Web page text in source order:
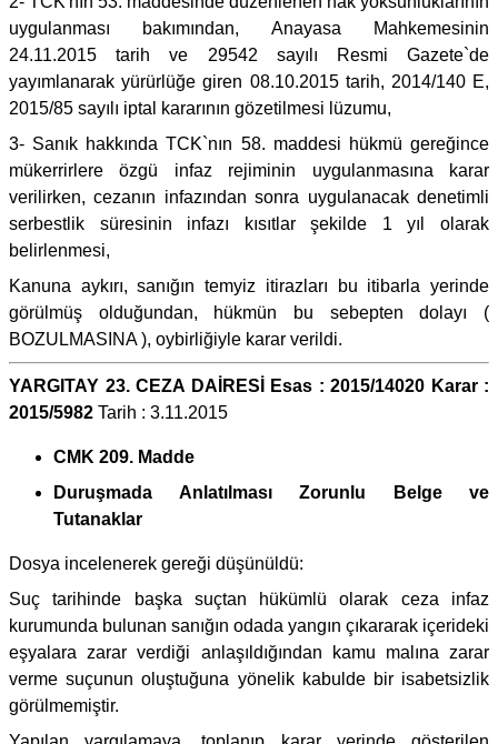
uygulanması bakımından, Anayasa Mahkemesinin
24.11.2015 tarih ve 29542 sayılı Resmi Gazete`de
yayımlanarak yürürlüğe giren 08.10.2015 tarih, 2014/140 E,
2015/85 sayılı iptal kararının gözetilmesi lüzumu,
3- Sanık hakkında TCK`nın 58. maddesi hükmü gereğince
mükerrirlere özgü infaz rejiminin uygulanmasına karar
verilirken, cezanın infazından sonra uygulanacak denetimli
serbestlik süresinin infazı kısıtlar şekilde 1 yıl olarak
belirlenmesi,
Kanuna aykırı, sanığın temyiz itirazları bu itibarla yerinde
görülmüş olduğundan, hükmün bu sebepten dolayı (
BOZULMASINA ), oybirliğiyle karar verildi.
YARGITAY 23. CEZA DAİRESİ Esas : 2015/14020 Karar :
2015/5982 Tarih : 3.11.2015
CMK 209. Madde
Duruşmada Anlatılması Zorunlu Belge ve
Tutanaklar
Dosya incelenerek gereği düşünüldü:
Suç tarihinde başka suçtan hükümlü olarak ceza infaz
kurumunda bulunan sanığın odada yangın çıkararak içerideki
eşyalara zarar verdiği anlaşıldığından kamu malına zarar
verme suçunun oluştuğuna yönelik kabulde bir isabetsizlik
görülmemiştir.